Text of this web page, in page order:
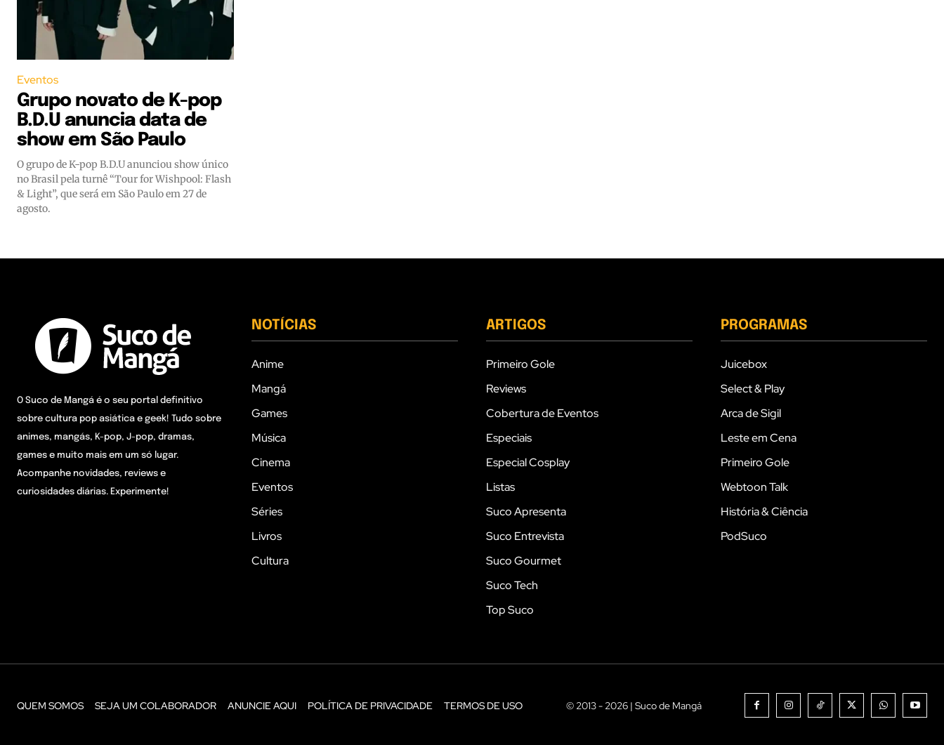
Eventos
Grupo novato de K-pop
B.D.U anuncia data de
show em São Paulo
O grupo de K-pop B.D.U anunciou show único
no Brasil pela turnê “Tour for Wishpool: Flash
& Light”, que será em São Paulo em 27 de
agosto.
O Suco de Mangá é o seu portal definitivo
sobre cultura pop asiática e geek! Tudo sobre
animes, mangás, K-pop, J-pop, dramas,
games e muito mais em um só lugar.
Acompanhe novidades, reviews e
curiosidades diárias. Experimente!
NOTÍCIAS
Anime
Mangá
Games
Música
Cinema
Eventos
Séries
Livros
Cultura
ARTIGOS
Primeiro Gole
Reviews
Cobertura de Eventos
Especiais
Especial Cosplay
Listas
Suco Apresenta
Suco Entrevista
Suco Gourmet
Suco Tech
Top Suco
PROGRAMAS
Juicebox
Select & Play
Arca de Sigil
Leste em Cena
Primeiro Gole
Webtoon Talk
História & Ciência
PodSuco
QUEM SOMOS SEJA UM COLABORADOR ANUNCIE AQUI POLÍTICA DE PRIVACIDADE TERMOS DE USO © 2013 - 2026 | Suco de Mangá